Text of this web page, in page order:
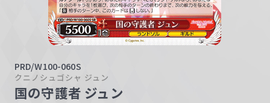
PRD/W100-060S
クニノシュゴシャ ジュン
国の守護者 ジュン